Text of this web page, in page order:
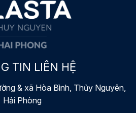
TIN LIÊN HỆ
& xã Hòa Bình, Thủy Nguyên,
Hải Phòng